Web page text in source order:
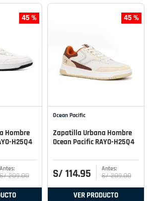
45 %
Hombre
H25Q4
209.00
45 %
Ocean Pacific
Zapatilla Urbana Hombre
Ocean Pacific RAYO-H25Q4
S/ 114.95 S/ 209.00
VER PRODUCTO